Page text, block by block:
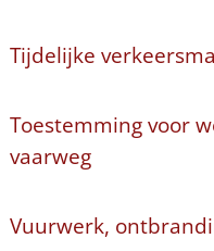
Tijdelijke
Toestemming voor
vaarweg
Vuurwerk,